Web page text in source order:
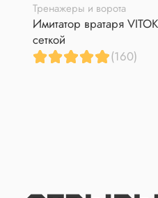
Тренажеры и ворота
Имитатор вратаря
сеткой
(160)